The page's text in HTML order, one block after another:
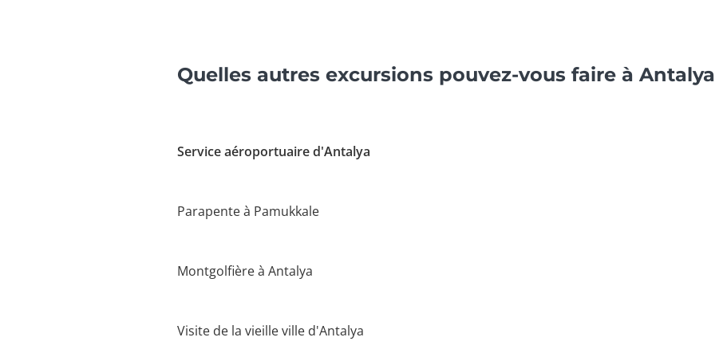
Quelles autres excursions pouvez-vous faire à
Service aéroportuaire d'Antalya
Parapente à Pamukkale
Montgolfière à Antalya
Visite de la vieille ville d'Antalya